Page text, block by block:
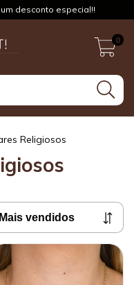
desconto especial!!
0
Religiosos